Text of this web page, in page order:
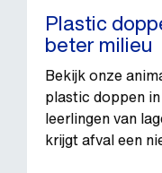
Plastic
beter milieu
Bekijk onze
plastic doppen
leerlingen van
krijgt afval een